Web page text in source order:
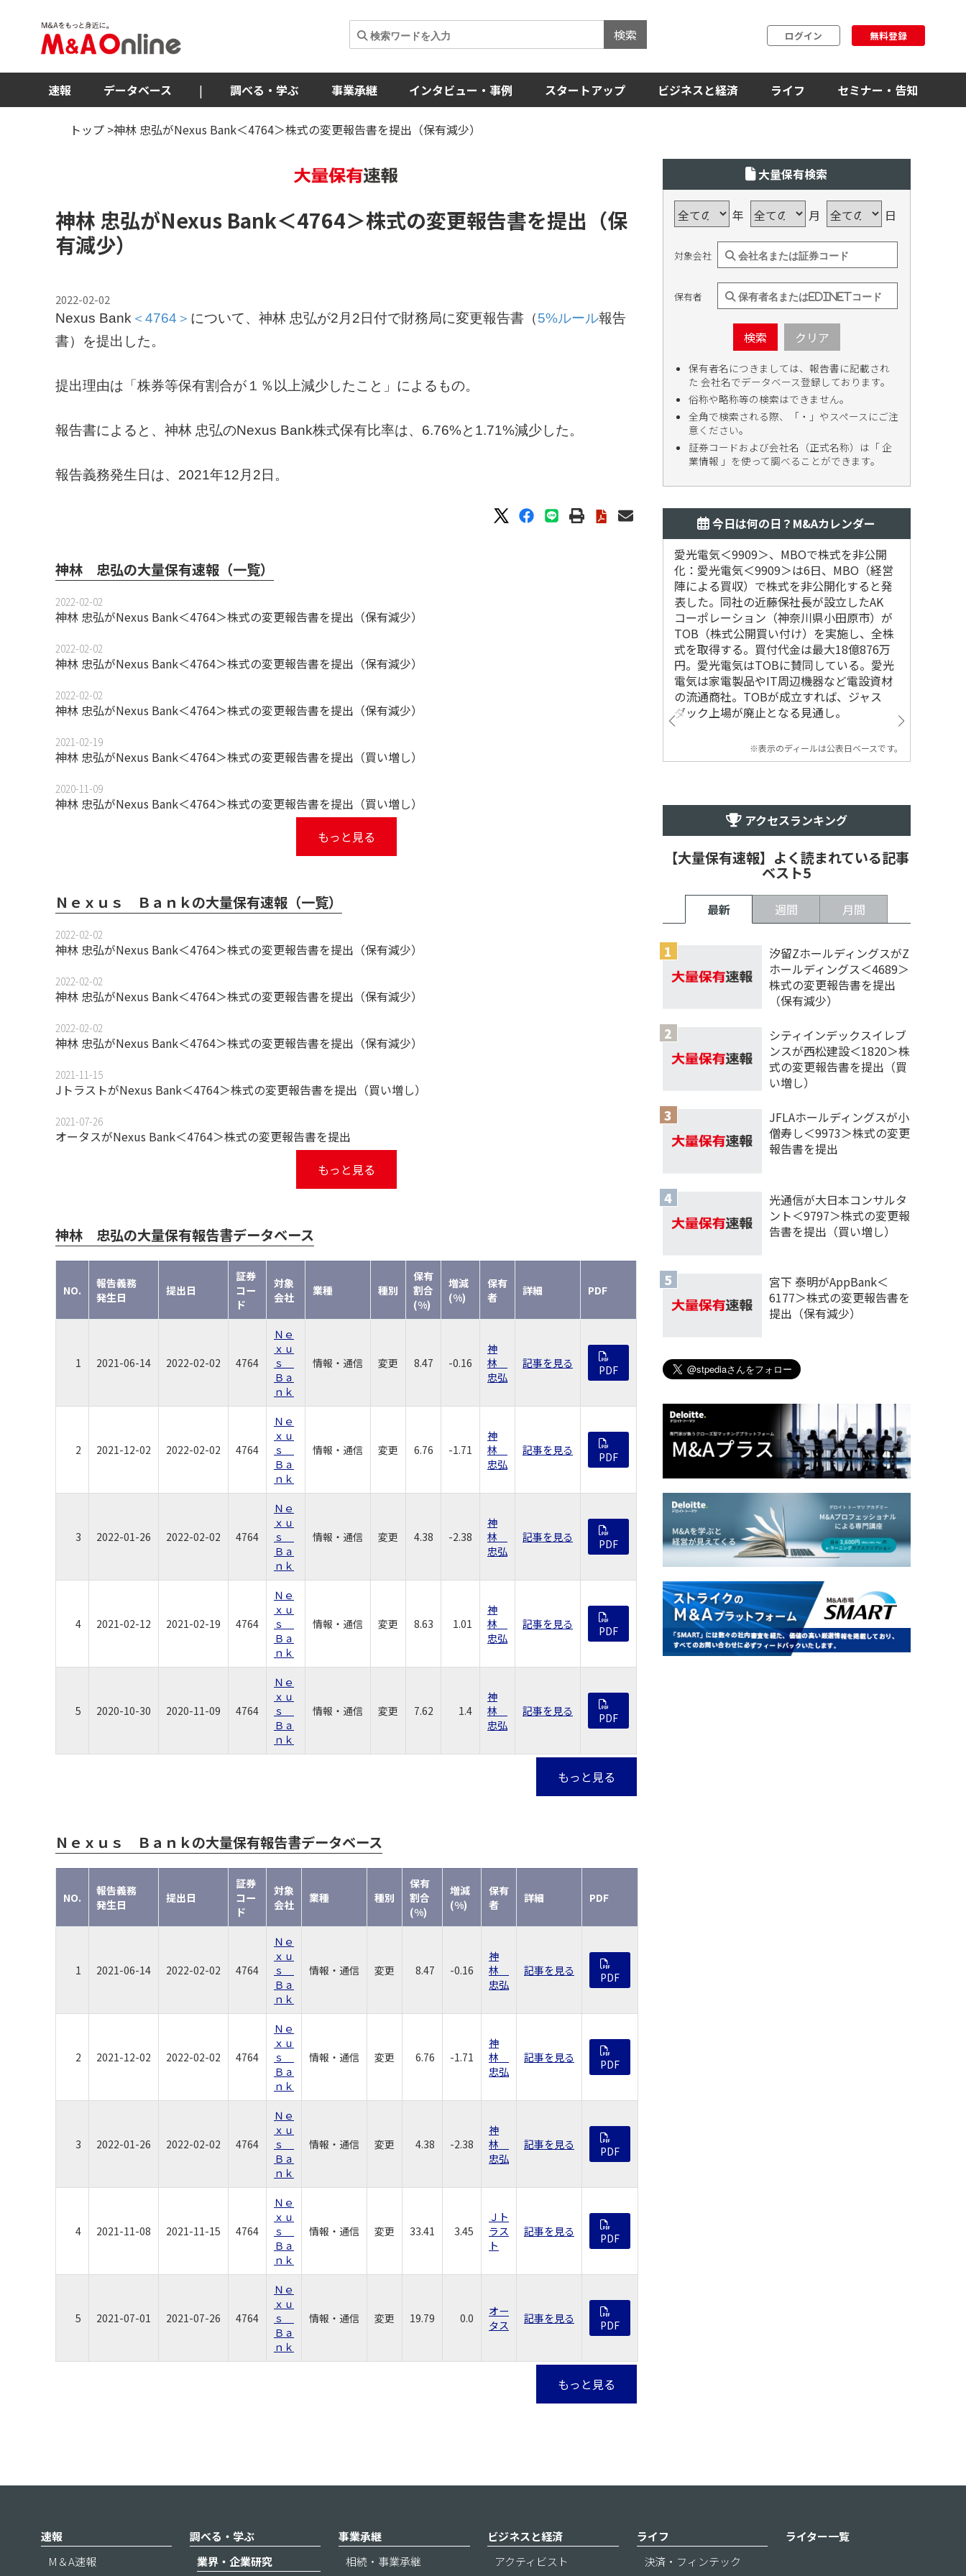
検索 ログイン 無料登録
速報 データベース | 調べる・学ぶ 事業承継 インタビュー・事例 スタートアップ ビジネスと経済 ライフ セミナー・告知
トップ >神林 忠弘がNexus Bank＜4764＞株式の変更報告書を提出（保有減少）
神林 忠弘がNexus Bank＜4764＞株式の変更報告書を提出（保
有減少）
2022-02-02
Nexus Bank ＜4764＞ について、神林 忠弘が2月2日付で財務局に変更報告書（5%ルール報告
書）を提出した。
提出理由は「株券等保有割合が１％以上減少したこと」によるもの。
報告書によると、神林 忠弘のNexus Bank株式保有比率は、6.76%と1.71%減少した。
報告義務発生日は、2021年12月2日。
神林 忠弘の大量保有速報（一覧）
2022-02-02
神林 忠弘がNexus Bank＜4764＞株式の変更報告書を提出（保有減少）
2022-02-02
神林 忠弘がNexus Bank＜4764＞株式の変更報告書を提出（保有減少）
2022-02-02
神林 忠弘がNexus Bank＜4764＞株式の変更報告書を提出（保有減少）
2021-02-19
神林 忠弘がNexus Bank＜4764＞株式の変更報告書を提出（買い増し）
2020-11-09
神林 忠弘がNexus Bank＜4764＞株式の変更報告書を提出（買い増し）
もっと見る
Ｎｅｘｕｓ Ｂａｎｋの大量保有速報（一覧）
2022-02-02
神林 忠弘がNexus Bank＜4764＞株式の変更報告書を提出（保有減少）
2022-02-02
神林 忠弘がNexus Bank＜4764＞株式の変更報告書を提出（保有減少）
2022-02-02
神林 忠弘がNexus Bank＜4764＞株式の変更報告書を提出（保有減少）
2021-11-15
JトラストがNexus Bank＜4764＞株式の変更報告書を提出（買い増し）
2021-07-26
オータスがNexus Bank＜4764＞株式の変更報告書を提出
もっと見る
神林 忠弘の大量保有報告書データベース
NO.
報告義務
発生日
提出日
証券
コー
ド
対象
会社
業種 種別
保有
割合
(%)
増減
(%)
保有
者
詳細 PDF
1 2021-06-14 2022-02-02 4764
Ｎｅ
ｘｕ
ｓ
Ｂａ
ｎｋ
情報・通信 変更 8.47 -0.16
神
林
忠弘
記事を見る PDF
2 2021-12-02 2022-02-02 4764
Ｎｅ
ｘｕ
ｓ
Ｂａ
ｎｋ
情報・通信 変更 6.76 -1.71
神
林
忠弘
記事を見る PDF
3 2022-01-26 2022-02-02 4764
Ｎｅ
ｘｕ
ｓ
Ｂａ
ｎｋ
情報・通信 変更 4.38 -2.38
神
林
忠弘
記事を見る PDF
4 2021-02-12 2021-02-19 4764
Ｎｅ
ｘｕ
ｓ
Ｂａ
ｎｋ
情報・通信 変更 8.63 1.01
神
林
忠弘
記事を見る PDF
5 2020-10-30 2020-11-09 4764
Ｎｅ
ｘｕ
ｓ
Ｂａ
ｎｋ
情報・通信 変更 7.62 1.4
神
林
忠弘
記事を見る PDF
もっと見る
Ｎｅｘｕｓ Ｂａｎｋの大量保有報告書データベース
NO.
報告義務
発生日
提出日
証券
コー
ド
対象
会社
業種 種別
保有
割合
(%)
増減
(%)
保有
者
詳細 PDF
1 2021-06-14 2022-02-02 4764
Ｎｅ
ｘｕ
ｓ
Ｂａ
ｎｋ
情報・通信 変更 8.47 -0.16
神
林
忠弘
記事を見る PDF
2 2021-12-02 2022-02-02 4764
Ｎｅ
ｘｕ
ｓ
Ｂａ
ｎｋ
情報・通信 変更 6.76 -1.71
神
林
忠弘
記事を見る PDF
3 2022-01-26 2022-02-02 4764
Ｎｅ
ｘｕ
ｓ
Ｂａ
ｎｋ
情報・通信 変更 4.38 -2.38
神
林
忠弘
記事を見る PDF
4 2021-11-08 2021-11-15 4764
Ｎｅ
ｘｕ
ｓ
Ｂａ
ｎｋ
情報・通信 変更 33.41 3.45
Ｊト
ラス
ト
記事を見る PDF
5 2021-07-01 2021-07-26 4764
Ｎｅ
ｘｕ
ｓ
Ｂａ
ｎｋ
情報・通信 変更 19.79 0.0
オー
タス
記事を見る PDF
もっと見る
大量保有検索
年 月 日
対象会社
保有者
検索 クリア
保有者名につきましては、報告書に記載され
た 会社名でデータベース登録しております。
俗称や略称等の検索はできません。
全角で検索される際、「・」やスペースにご注
意ください。
証券コードおよび会社名（正式名称）は「 企
業情報 」を使って調べることができます。
今日は何の日？M&Aカレンダー
愛光電気＜9909＞、MBOで株式を非公開
化：愛光電気＜9909＞は6日、MBO（経営
陣による買収）で株式を非公開化すると発
表した。同社の近藤保社長が設立したAK
コーポレーション（神奈川県小田原市）が
TOB（株式公開買い付け）を実施し、全株
式を取得する。買付代金は最大18億876万
円。愛光電気はTOBに賛同している。愛光
電気は家電製品やIT周辺機器など電設資材
の流通商社。TOBが成立すれば、ジャス
ダック上場が廃止となる見通し。
※表示のディールは公表日ベースです。
アクセスランキング
【大量保有速報】よく読まれている記事
ベスト5
最新 週間 月間
汐留ZホールディングスがZ
ホールディングス＜4689＞
株式の変更報告書を提出
（保有減少）
シティインデックスイレブ
ンスが西松建設＜1820＞株
式の変更報告書を提出（買
い増し）
JFLAホールディングスが小
僧寿し＜9973＞株式の変更
報告書を提出
光通信が大日本コンサルタ
ント＜9797＞株式の変更報
告書を提出（買い増し）
宮下 泰明がAppBank＜
6177＞株式の変更報告書を
提出（保有減少）
速報
M＆A速報
調べる・学ぶ
業界・企業研究
事業承継
相続・事業承継
ビジネスと経済
アクティビスト
ライフ
決済・フィンテック
ライター一覧